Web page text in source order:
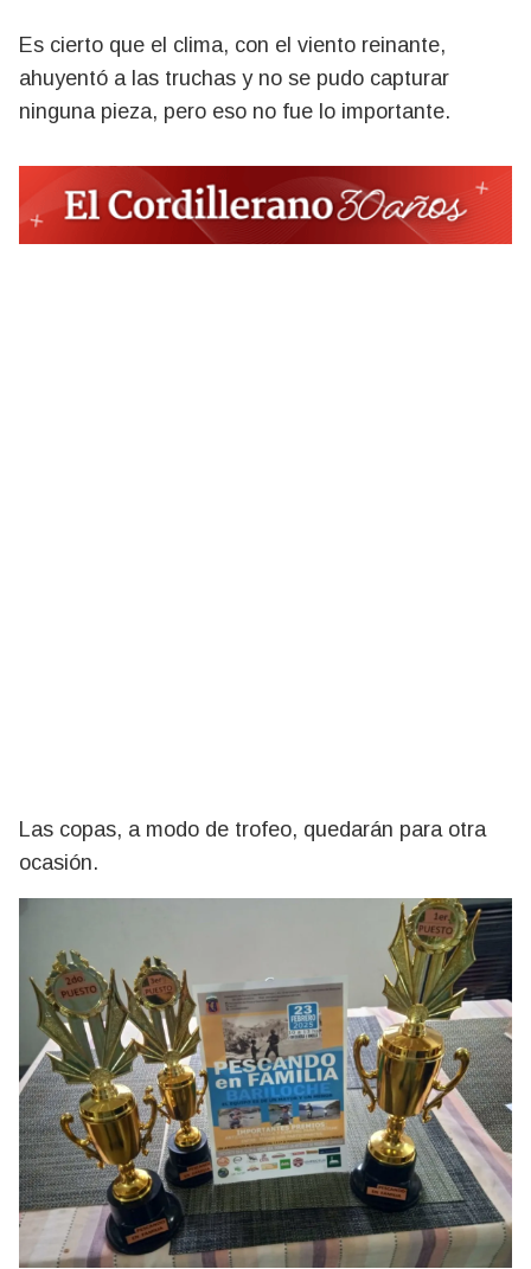
Es cierto que el clima, con el viento reinante,
ahuyentó a las truchas y no se pudo capturar
ninguna pieza, pero eso no fue lo importante.
Las copas, a modo de trofeo, quedarán para otra
ocasión.